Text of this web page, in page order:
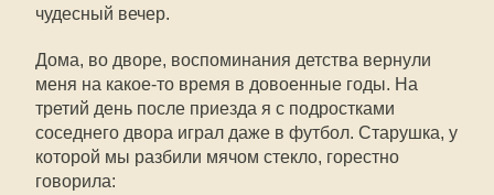
чудесный вечер.
Дома, во дворе, воспоминания детства вернули
меня на какое-то время в довоенные годы. На
третий день после приезда я с подростками
соседнего двора играл даже в футбол. Старушка, у
которой мы разбили мячом стекло, горестно
говорила: